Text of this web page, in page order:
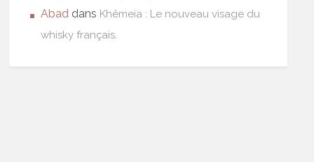
Abad dans Khêmeia : Le nouveau visage du
whisky français.